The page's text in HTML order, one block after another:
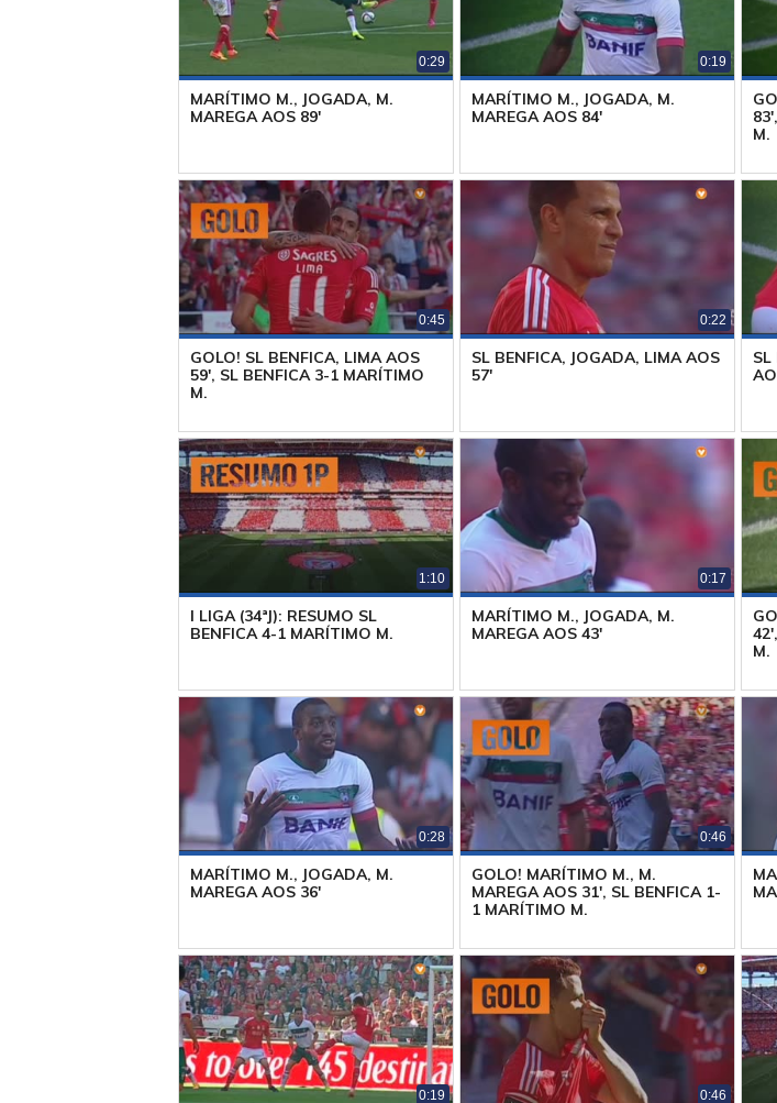
0:29
MARÍTIMO M., JOGADA, M.
MAREGA AOS 89'
0:19
MARÍTIMO M., JOGADA, M.
MAREGA AOS 84'
M.
0:45
GOLO! SL BENFICA, LIMA AOS
59', SL BENFICA 3-1 MARÍTIMO
M.
0:22
SL BENFICA, JOGADA, LIMA AOS
57'
SL
1:10
I LIGA (34ªJ): RESUMO SL
BENFICA 4-1 MARÍTIMO M.
0:17
MARÍTIMO M., JOGADA, M.
MAREGA AOS 43'
M.
0:28
MARÍTIMO M., JOGADA, M.
MAREGA AOS 36'
0:46
GOLO! MARÍTIMO M., M.
MAREGA AOS 31', SL BENFICA 1-
1 MARÍTIMO M.
0:19 0:46